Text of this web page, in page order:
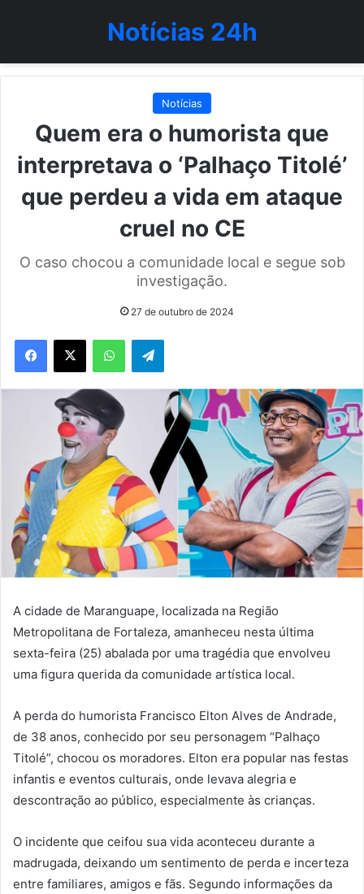
Notícias 24h
Notícias
Quem era o humorista que
interpretava o ‘Palhaço Titolé’
que perdeu a vida em ataque
cruel no CE
O caso chocou a comunidade local e segue sob
investigação.
27 de outubro de 2024
WhatsAppTelegram
A cidade de Maranguape, localizada na Região
Metropolitana de Fortaleza, amanheceu nesta última
sexta-feira (25) abalada por uma tragédia que envolveu
uma figura querida da comunidade artística local.
A perda do humorista Francisco Elton Alves de Andrade,
de 38 anos, conhecido por seu personagem “Palhaço
Titolé”, chocou os moradores. Elton era popular nas festas
infantis e eventos culturais, onde levava alegria e
descontração ao público, especialmente às crianças.
O incidente que ceifou sua vida aconteceu durante a
madrugada, deixando um sentimento de perda e incerteza
entre familiares, amigos e fãs. Segundo informações da